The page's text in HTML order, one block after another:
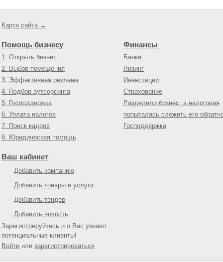
Карта сайта →
Помощь бизнесу
1. Открыть бизнес
2. Выбор помещения
3. Эффективная реклама
4. Подбор аутсорсинга
5. Господдержка
6. Уплата налогов
7. Поиск кадров
8. Юридическая помощь
Финансы
Банки
Лизинг
Инвестиции
Страхование
Разделили бизнес, а налоговая
попыталась сложить его
Господдержка
Ваш кабинет
Добавить компанию
Добавить товары и услуги
Добавить тендер
Добавить новость
Зарегистрируйтесь и о Вас узнают
потенциальные клиенты!
Войти или зарегистрироваться